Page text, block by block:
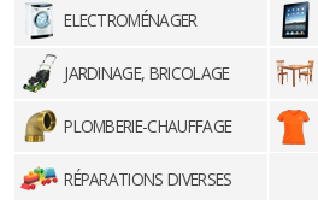
ELECTROMÉNAGER
JARDINAGE, BRICOLAGE
PLOMBERIE-CHAUFFAGE
RÉPARATIONS DIVERSES